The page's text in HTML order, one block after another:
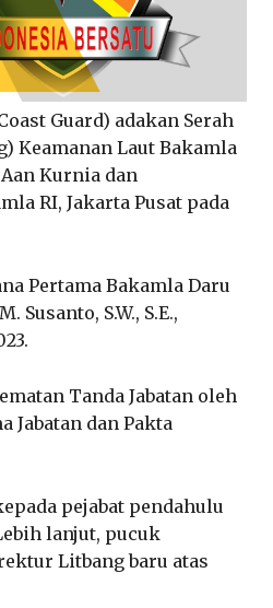
Guard) adakan Serah
Keamanan Laut Bakamla
Kurnia dan
RI, Jakarta Pusat pada
Pertama Bakamla Daru
S.W., S.E.,
Tanda Jabatan oleh
Jabatan dan Pakta
pejabat pendahulu
lanjut, pucuk
Litbang baru atas